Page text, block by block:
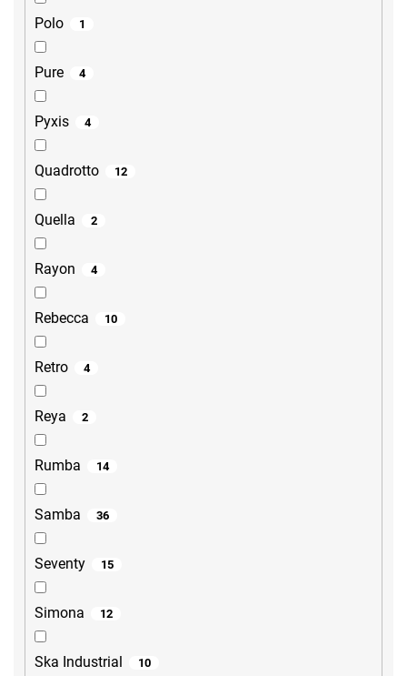
Polo 1
Pure 4
Pyxis 4
Quadrotto 12
Quella 2
Rayon 4
Rebecca 10
Retro 4
Reya 2
Rumba 14
Samba 36
Seventy 15
Simona 12
Ska Industrial 10